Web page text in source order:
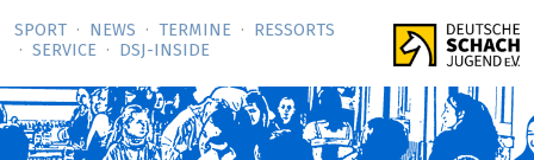
SPORT NEWS TERMINE
RESSORTS
SERVICE
DSJ-­INSIDE